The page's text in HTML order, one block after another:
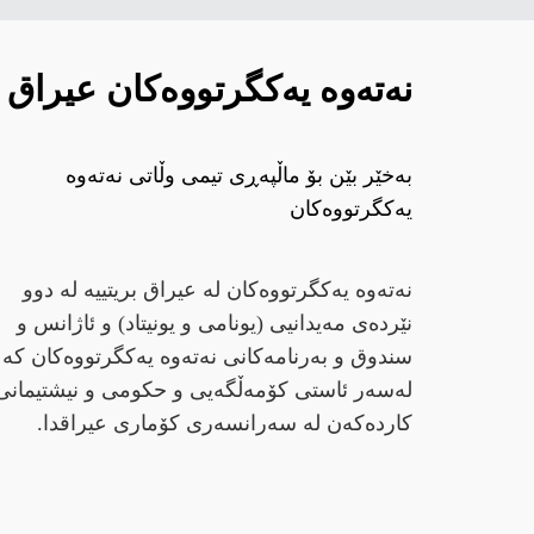
نەتەوە یەکگرتووەکان عيراق
بەخێر بێن بۆ ماڵپەڕی تیمی وڵاتی نەتەوە
یەکگرتووەکان
نەتەوە یەکگرتووەکان لە عیراق بریتییە لە دوو
نێردەی مەیدانیی (یونامی و یونیتاد) و ئاژانس و
سندوق و بەرنامەکانی نەتەوە یەکگرتووەکان کە
لەسەر ئاستی کۆمەڵگەیی و حکومی و
کاردەکەن لە سەرانسەری کۆماری عیراقدا.